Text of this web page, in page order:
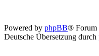
Powered by phpBB® Forum
Deutsche Übersetzung durch